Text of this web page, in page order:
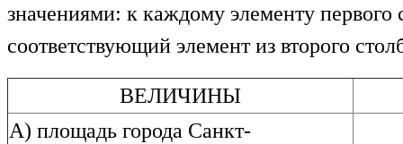
значениями: к каждому элементу первого
соответствующий элемент из второго
ВЕЛИЧИНЫ
А) площадь города Санкт-